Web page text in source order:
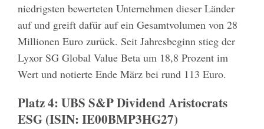
niedrigsten bewerteten Unternehmen dieser Länder
auf und greift dafür auf ein Gesamtvolumen von 28
Millionen Euro zurück. Seit Jahresbeginn stieg der
Lyxor SG Global Value Beta um 18,8 Prozent im
Wert und notierte Ende März bei rund 113 Euro.
Platz 4: UBS S&P Dividend Aristocrats
ESG (ISIN: IE00BMP3HG27)